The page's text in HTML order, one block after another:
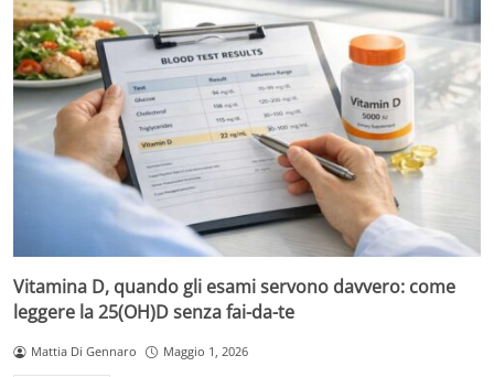
Vitamina D, quando gli esami servono davvero: come
leggere la 25(OH)D senza fai-da-te
Mattia Di Gennaro Maggio 1, 2026